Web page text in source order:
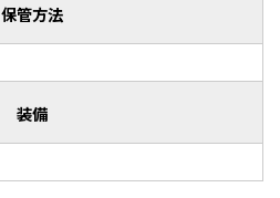
保管方法
装備